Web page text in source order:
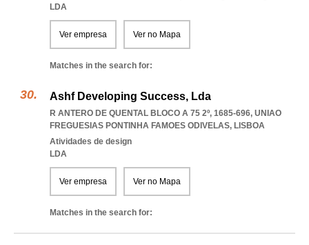
LDA
Ver empresa Ver no Mapa
Matches in the search for:
Ashf Developing Success, Lda
R ANTERO DE QUENTAL BLOCO A 75 2º, 1685-696, UNIAO
FREGUESIAS PONTINHA FAMOES ODIVELAS, LISBOA
Atividades de design
LDA
Ver empresa Ver no Mapa
Matches in the search for: